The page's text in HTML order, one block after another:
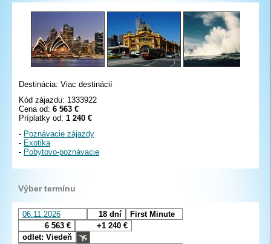
Destinácia: Viac destinácií
Kód zájazdu: 1333922
Cena od: 6 563 €
Príplatky od: 1 240 €
- Poznávacie zájazdy
- Exotika
- Pobytovo-poznávacie
Výber termínu
06.11.2026 18 dní
First Minute
6 563 €
+1 240 €
odlet: Viedeň